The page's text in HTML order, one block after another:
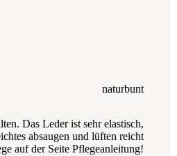
naturbunt
Das Leder ist sehr elastisch,
absaugen und lüften reicht
auf der Seite Pflegeanleitung!